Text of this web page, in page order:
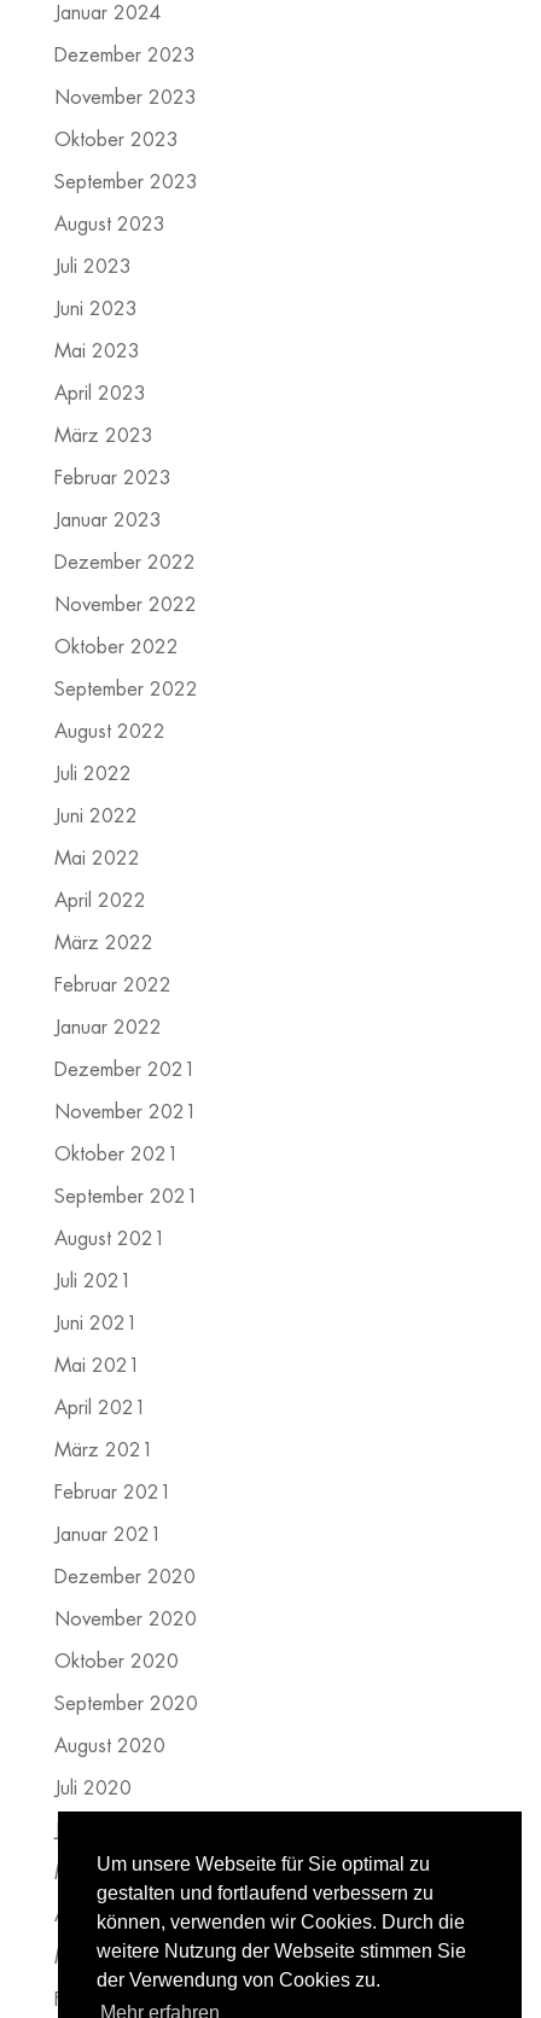
Januar 2024
Dezember 2023
November 2023
Oktober 2023
September 2023
August 2023
Juli 2023
Juni 2023
Mai 2023
April 2023
März 2023
Februar 2023
Januar 2023
Dezember 2022
November 2022
Oktober 2022
September 2022
August 2022
Juli 2022
Juni 2022
Mai 2022
April 2022
März 2022
Februar 2022
Januar 2022
Dezember 2021
November 2021
Oktober 2021
September 2021
August 2021
Juli 2021
Juni 2021
Mai 2021
April 2021
März 2021
Februar 2021
Januar 2021
Dezember 2020
November 2020
Oktober 2020
September 2020
August 2020
Juli 2020
Mai 2020
April 2020
März 2020
Februar 2020
Um unsere Webseite für Sie optimal zu
gestalten und fortlaufend verbessern zu
können, verwenden wir Cookies. Durch die
weitere Nutzung der Webseite stimmen Sie
der Verwendung von Cookies zu.
Mehr erfahren